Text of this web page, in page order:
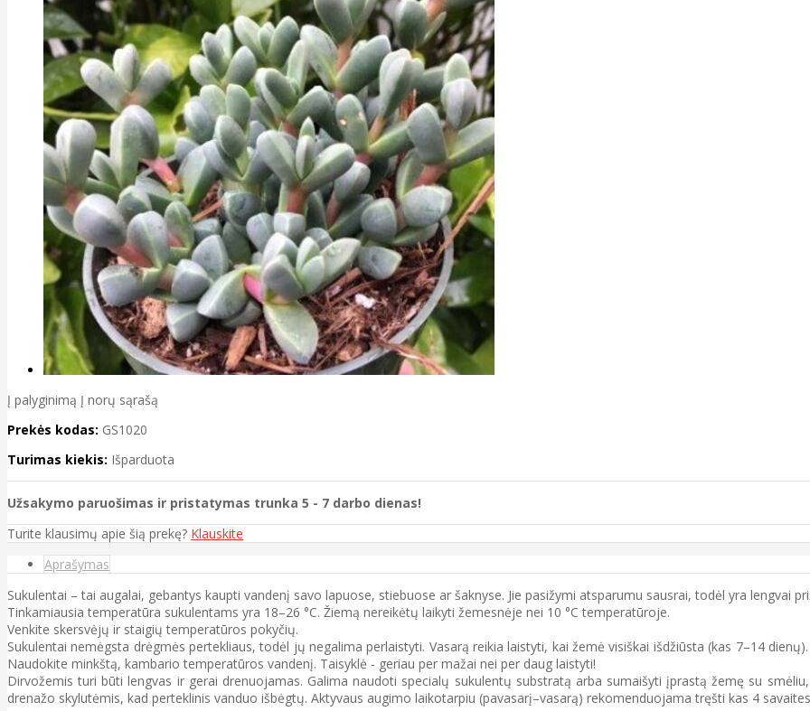
Į palyginimą Į norų sąrašą
Prekės kodas: GS1020
Turimas kiekis: Išparduota
Užsakymo paruošimas ir pristatymas trunka 5 - 7 darbo dienas!
Turite klausimų apie šią prekę? Klauskite
Aprašymas
Sukulentai – tai augalai, gebantys kaupti vandenį savo lapuose, stiebuose ar šaknyse. Jie pasižymi atsparumu sausrai, todėl yra lengvai
Tinkamiausia temperatūra sukulentams yra 18–26 °C. Žiemą nereikėtų laikyti žemesnėje nei 10 °C temperatūroje.
Venkite skersvėjų ir staigių temperatūros pokyčių.
Sukulentai nemėgsta drėgmės pertekliaus, todėl jų negalima perlaistyti. Vasarą reikia laistyti, kai žemė visiškai išdžiūsta (kas 7–14
Naudokite minkštą, kambario temperatūros vandenį. Taisyklė - geriau per mažai nei per daug laistyti!
Dirvožemis turi būti lengvas ir gerai drenuojamas. Galima naudoti specialų sukulentų substratą arba sumaišyti įprastą žemę su
drenažo skylutėmis, kad perteklinis vanduo išbėgtų. Aktyvaus augimo laikotarpiu (pavasarį–vasarą) rekomenduojama tręšti kas 4